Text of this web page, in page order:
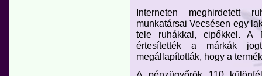
Interneten meghirdetett
munkatársai Vecsésen egy
tele ruhákkal, cipőkkel. A
értesítették a márkák
megállapították, hogy a